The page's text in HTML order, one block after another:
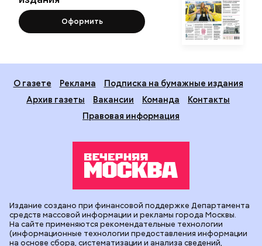
Оформить
О газете Реклама
Подписка на бумажные издания
Архив газеты
Вакансии Команда
Контакты
Правовая информация
Издание создано при финансовой поддержке Департамента
средств массовой информации и рекламы города Москвы.
На сайте применяются рекомендательные технологии
(информационные технологии предоставления информации
на основе сбора, систематизации и анализа сведений,